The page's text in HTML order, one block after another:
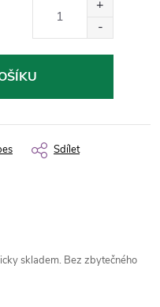
Sdílet
skladem. Bez zbytečného